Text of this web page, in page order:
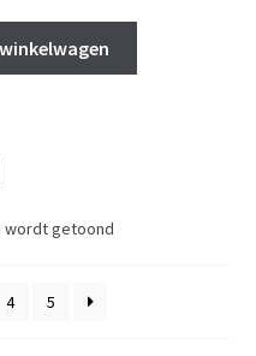
is:
€ 3,00.
wordt getoond
4 5